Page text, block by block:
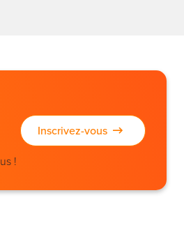
!
Inscrivez-vous